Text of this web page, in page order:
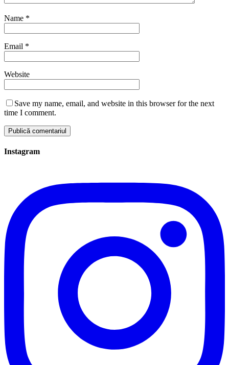
Name *
Email *
Website
Save my name, email, and website in this browser for the next
time I comment.
Instagram